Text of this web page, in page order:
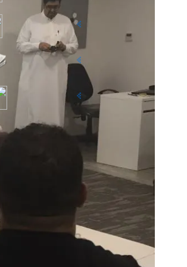
أصدقائي
محاضراتي
تجارب تقنية